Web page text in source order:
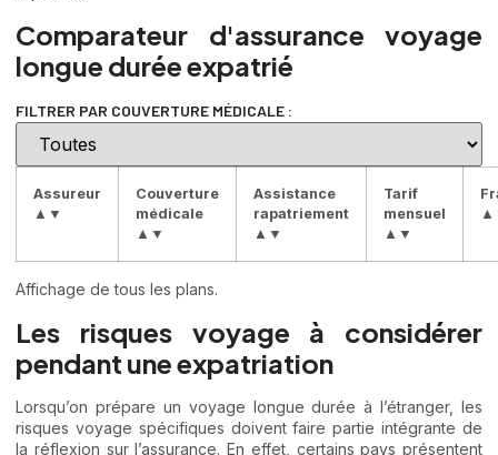
Comparateur d'assurance voyage
longue durée expatrié
FILTRER PAR COUVERTURE MÉDICALE :
Assureur
▲▼
Couverture
médicale
▲▼
Assistance
rapatriement
▲▼
Tarif
mensuel
▲▼
Affichage de tous les plans.
Les risques voyage à considérer
pendant une expatriation
Lorsqu’on prépare un voyage longue durée à l’étranger, les
risques voyage spécifiques doivent faire partie intégrante de
la réflexion sur l’assurance. En effet, certains pays présentent